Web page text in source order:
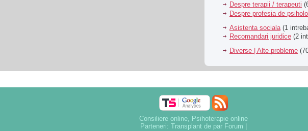
Despre terapii / terapeuti
Despre profesia de
Asistenta sociala (1
Recomandari juridice (2
Diverse | Alte probleme
Consiliere online, Psihoterapie online
Parteneri: Transplant de par Forum